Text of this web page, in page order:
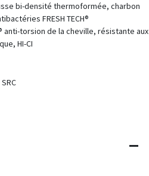
bi-densité thermoformée, charbon
FRESH TECH®
anti-torsion de la cheville, résistante aux
HI-CI